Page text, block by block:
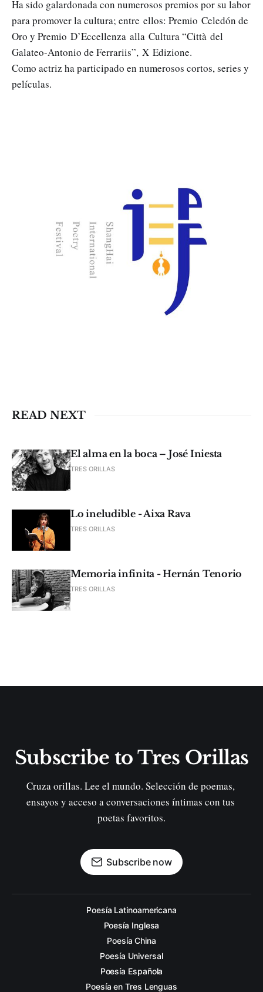
Ha sido galardonada con numerosos premios por su labor
para promover la cultura; entre ellos: Premio Celedón de
Oro y Premio D’Eccellenza alla Cultura “Città del
Galateo-Antonio de Ferrariis”, X Edizione.
Como actriz ha participado en numerosos cortos, series y
películas.
READ NEXT
El alma en la boca – José Iniesta
TRES ORILLAS
Lo ineludible - Aixa Rava
TRES ORILLAS
Memoria infinita - Hernán Tenorio
TRES ORILLAS
Subscribe to Tres Orillas
Cruza orillas. Lee el mundo. Selección de poemas,
ensayos y acceso a conversaciones íntimas con tus
poetas favoritos.
Subscribe now
Poesía Latinoamericana
Poesía Inglesa
Poesía China
Poesía Universal
Poesía Española
Poesía en Tres Lenguas